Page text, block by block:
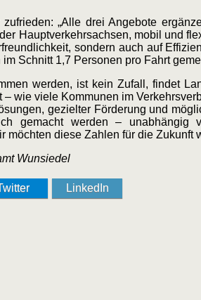
„Alle drei Angebote
Hauptverkehrsachsen, mobil und
sondern auch auf
Schnitt 1,7 Personen pro Fahrt
werden, ist kein Zufall, findet
wie viele Kommunen im
gezielter Förderung und
gemacht werden – unabhängig
möchten diese Zahlen für die Zukunft
Wunsiedel
LinkedIn